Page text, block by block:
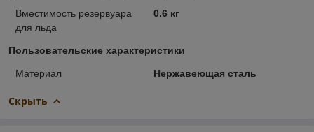
Вместимость резервуара
для льда
0.6 кг
Пользовательские характеристики
Материал Нержавеющая сталь
Скрыть